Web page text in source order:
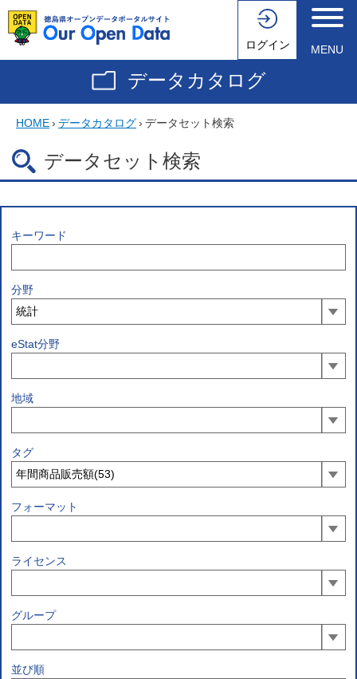
ログイン MENU
データカタログ
HOME› データカタログ› データセット検索
データセット検索
キーワード
分野
eStat分野
地域
タグ
フォーマット
ライセンス
グループ
並び順